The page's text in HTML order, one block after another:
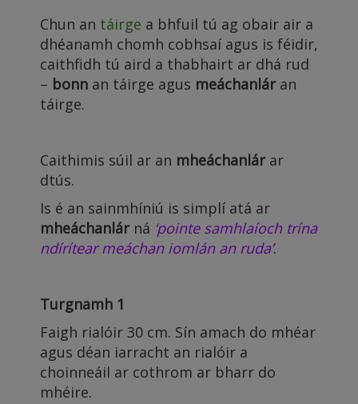
Chun an táirge a bhfuil tú ag obair air a
dhéanamh chomh cobhsaí agus is féidir,
caithfidh tú aird a thabhairt ar dhá rud
– bonn an táirge agus meáchanláran
táirge.
Caithimis súil ar an mheáchanlárar
dtús.
Is é an sainmhíniú is simplí atá ar
mheáchanlárná ‘pointe samhlaíoch trína
ndírítear meáchan iomlán an ruda’.
Turgnamh 1
Faigh rialóir 30 cm. Sín amach do mhéar
agus déan iarracht an rialóir a
choinneáil ar cothrom ar bharr do
mhéire.